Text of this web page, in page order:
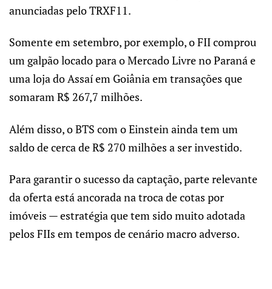
anunciadas pelo TRXF11.
Somente em setembro, por exemplo, o FII comprou
um galpão locado para o Mercado Livre no Paraná e
uma loja do Assaí em Goiânia em transações que
somaram R$ 267,7 milhões.
Além disso, o BTS com o Einstein ainda tem um
saldo de cerca de R$ 270 milhões a ser investido.
Para garantir o sucesso da captação, parte relevante
da oferta está ancorada na troca de cotas por
imóveis — estratégia que tem sido muito adotada
pelos FIIs em tempos de cenário macro adverso.